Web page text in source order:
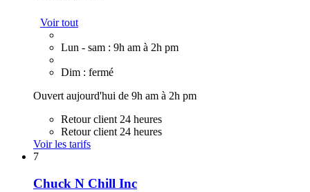
Voir tout
Lun - sam : 9h am à 2h pm
Dim : fermé
Ouvert aujourd'hui de 9h am à 2h pm
Retour client 24 heures
Retour client 24 heures
Voir les tarifs
7
Chuck N Chill Inc